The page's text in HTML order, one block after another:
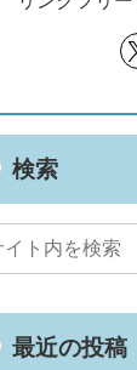
検索
最近の投稿